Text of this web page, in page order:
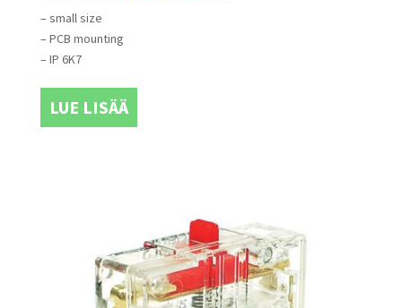
– small size
– PCB mounting
– IP 6K7
LUE LISÄÄ